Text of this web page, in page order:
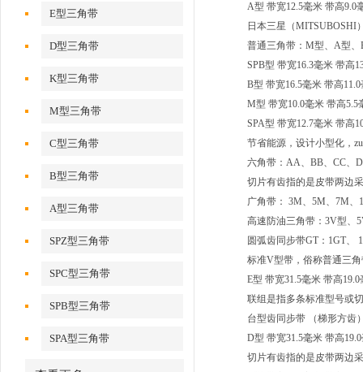
E型三角带
D型三角带
K型三角带
M型三角带
C型三角带
B型三角带
A型三角带
SPZ型三角带
SPC型三角带
SPB型三角带
SPA型三角带
A型 带宽12.5毫米 带高
日本三星（MITSUBOSHI
普通三角带：M型、A型
SPB型 带宽16.3毫米 带高
B型 带宽16.5毫米 带高
M型 带宽10.0毫米 带高
SPA型 带宽12.7毫米 带高
节省能源，设计小型化，
六角带：AA、BB、CC、
切片有齿指的是皮带两边
广角带： 3M、5M、7M、
高速防油三角带：3V型、
圆弧齿同步带GT：1GT、
标准V型带，俗称普通三
E型 带宽31.5毫米 带高
联组是指多条标准型号或
台型齿同步带 （梯形方
D型 带宽31.5毫米 带高
切片有齿指的是皮带两边